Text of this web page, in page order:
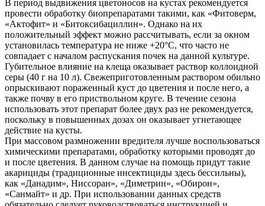
В период выдвижения цветоносов на кустах рекомендуется
провести обработку биопрепаратами такими, как «Фитоверм,
«Актофит» и «Битоксибациллин». Однако на их
положительный эффект можно рассчитывать, если за окном
установилась температура не ниже +20°С, что часто не
совпадает с началом распускания почек на данной культуре.
Губительное влияние на клеща оказывает раствор коллоидной
серы (40 г на 10 л). Свежеприготовленным раствором обильно
опрыскивают пораженный куст до цветения и после него, а
также почву в его приствольном круге. В течение сезона
использовать этот препарат более двух раз не рекомендуется,
поскольку в повышенных дозах он оказывает угнетающее
действие на кусты.
При массовом размножении вредителя лучше воспользоваться
химическими препаратами, обработку которыми проводят до
и после цветения. В данном случае на помощь придут такие
акарициды (традиционные инсектициды здесь бессильны),
как «Данадим», Ниссоран», «Диметрин», «Обирон»,
«Санмайт» и др. При использовании данных средств